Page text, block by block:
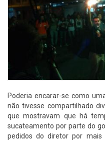
Poderia encarar-se como
não tivesse compartilhado
que mostravam que há
sucateamento por parte do
pedidos do diretor por mais